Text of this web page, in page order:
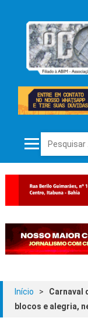
Pesquisar
Início >
Carnaval
blocos e alegria,